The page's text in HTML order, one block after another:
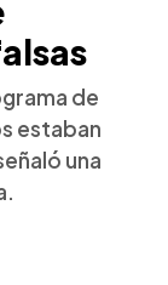
de
estaban
una